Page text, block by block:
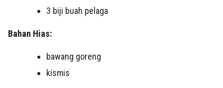
3 biji buah pelaga
Bahan Hias:
bawang goreng
kismis